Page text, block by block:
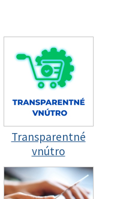
Transparentné
vnútro